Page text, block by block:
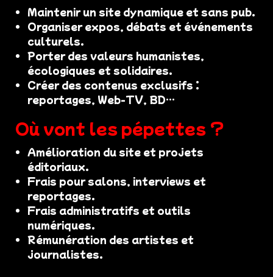
Maintenir un site dynamique et sans pub.
Organiser expos, débats et événements
culturels.
Porter des valeurs humanistes,
écologiques et solidaires.
Créer des contenus exclusifs :
reportages, Web-TV, BD…
Où vont les pépettes ?
Amélioration du site et projets
éditoriaux.
Frais pour salons, interviews et
reportages.
Frais administratifs et outils
numériques.
Rémunération des artistes et
journalistes.